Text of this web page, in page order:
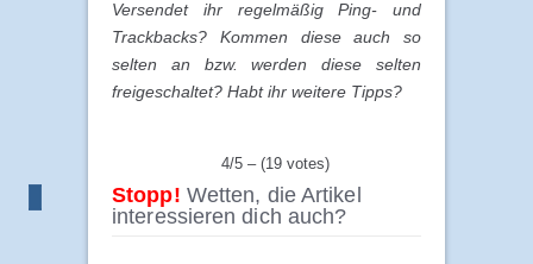
Versendet ihr regelmäßig Ping- und
Trackbacks? Kommen diese auch so
selten an bzw. werden diese selten
freigeschaltet? Habt ihr weitere Tipps?
4/5 – (19 votes)
Stopp! Wetten, die Artikel
interessieren dich auch?